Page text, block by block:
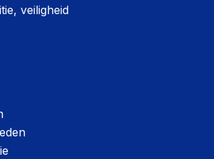
veiligheid